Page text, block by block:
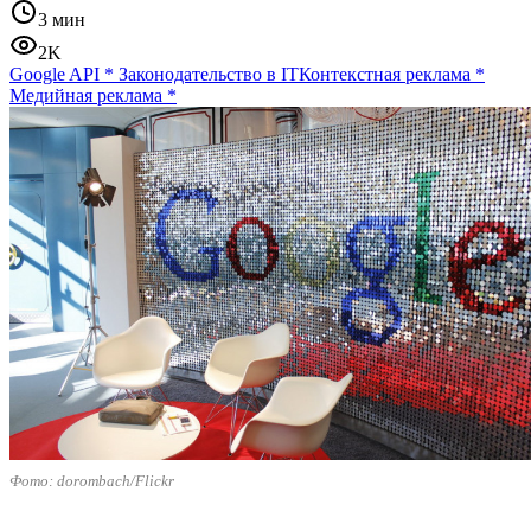
3 мин
2K
Google API * Законодательство в ITКонтекстная реклама *
Медийная реклама *
Фото: dorombach/Flickr